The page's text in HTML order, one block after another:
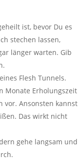
ist, bevor Du es
stechen lassen,
länger warten. Gib
Flesh Tunnels.
Monate Erholungszeit
vor. Ansonsten kannst
Das wirkt nicht
gehe langsam und